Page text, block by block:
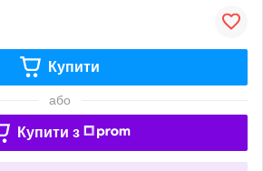
Купити
або
Купити з